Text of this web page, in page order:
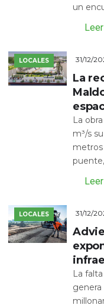
un
LOCALES 31/12/
La
La
m³/s
metros
LOCALES 31/12/
La